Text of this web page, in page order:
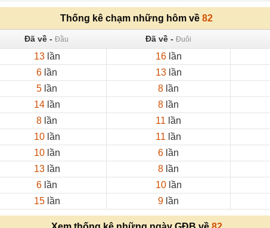
Thống kê chạm những hôm về 82
Đã về - Đầu Đã về - Đuôi
13lần 16lần
6 lần 13lần
5 lần 8 lần
14lần 8 lần
8 lần 11 lần
10lần 11 lần
10lần 6 lần
13lần 8 lần
6 lần 10lần
15lần 9 lần